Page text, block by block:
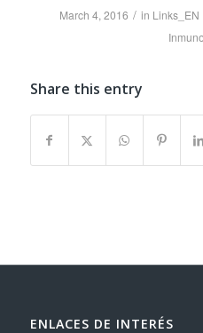
March 4, 2016 / in Links_EN
Share this entry
ENLACES DE INTERÉS